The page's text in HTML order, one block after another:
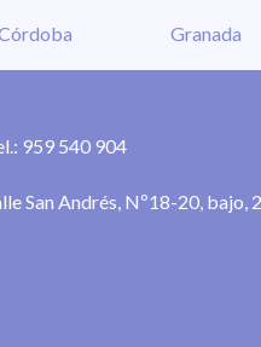
Fernández, directora de
quien subraya que
alcance sin perder la
Granada
959 540 904
San Andrés, Nº18-20, bajo,